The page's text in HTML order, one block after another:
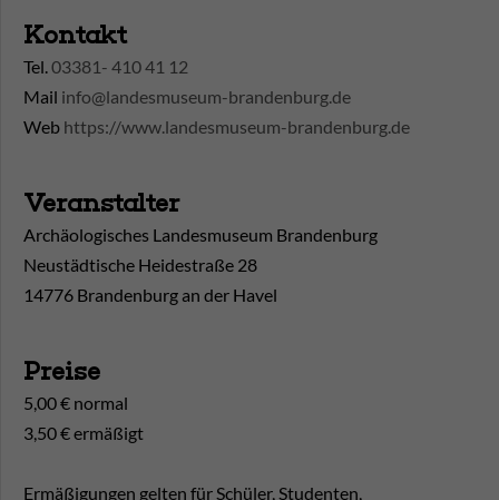
Kontakt
Tel.03381- 410 41 12
Mail info@landesmuseum-brandenburg.de
Web https://www.landesmuseum-brandenburg.de
Veranstalter
Archäologisches Landesmuseum Brandenburg
Neustädtische Heidestraße 28
14776 Brandenburg an der Havel
Preise
5,00 € normal
3,50 € ermäßigt
Ermäßigungen gelten für Schüler, Studenten,